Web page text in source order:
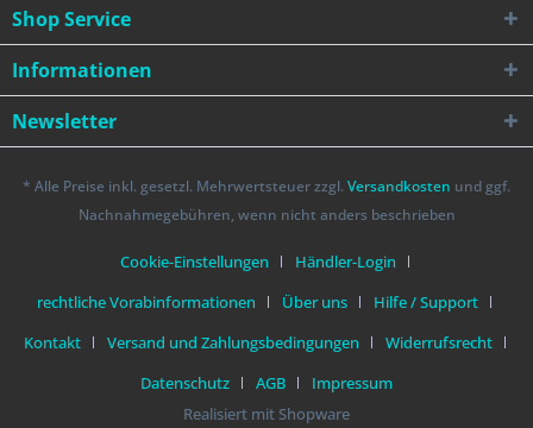
Shop Service
Informationen
Newsletter
* Alle Preise inkl. gesetzl. Mehrwertsteuer zzgl. Versandkosten und ggf.
Nachnahmegebühren, wenn nicht anders beschrieben
Cookie-Einstellungen
Händler-Login
rechtliche Vorabinformationen
Über uns
Hilfe / Support
Kontakt
Versand und Zahlungsbedingungen
Widerrufsrecht
Datenschutz
AGB
Impressum
Realisiert mit Shopware